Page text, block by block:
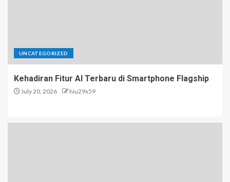
UNCATEGORIZED
Kehadiran Fitur AI Terbaru di Smartphone Flagship
July 20, 2026 hiu29x59